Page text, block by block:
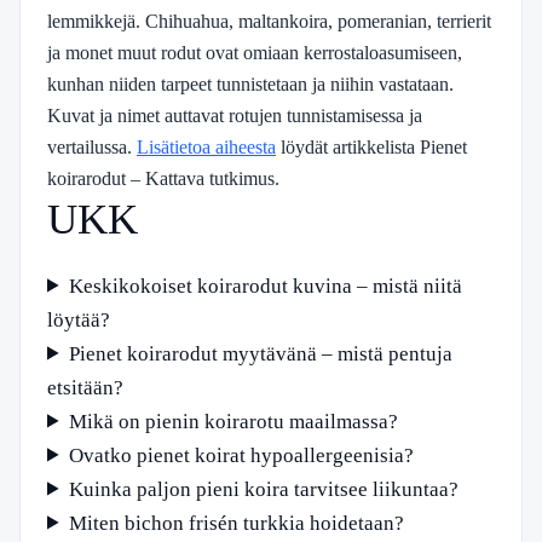
lemmikkejä. Chihuahua, maltankoira, pomeranian, terrierit
ja monet muut rodut ovat omiaan kerrostaloasumiseen,
kunhan niiden tarpeet tunnistetaan ja niihin vastataan.
Kuvat ja nimet auttavat rotujen tunnistamisessa ja
vertailussa. Lisätietoa aiheesta löydät artikkelista Pienet
koirarodut – Kattava tutkimus.
UKK
Keskikokoiset koirarodut kuvina – mistä niitä
löytää?
Pienet koirarodut myytävänä – mistä pentuja
etsitään?
Mikä on pienin koirarotu maailmassa?
Ovatko pienet koirat hypoallergeenisia?
Kuinka paljon pieni koira tarvitsee liikuntaa?
Miten bichon frisén turkkia hoidetaan?